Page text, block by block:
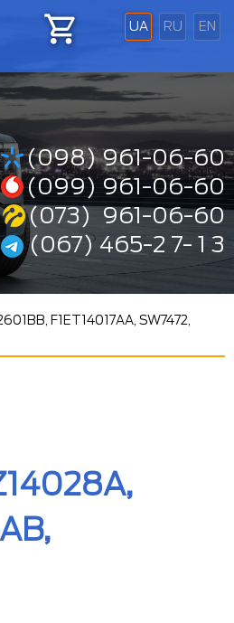
UA RU EN
(098) 961-06-60
(099) 961-06-60
(073) 961-06-60
(067) 465-2 7- 1 3
F1ET14017AA, SW7472,